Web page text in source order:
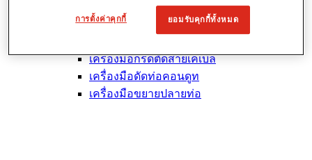
เครื่องมือสาธารณูปโภค & ช่างไฟฟ้า
View All เครื่องมือสาธารณูปโภค & ช่างไฟ
เครื่องมือกรีดตัดสายเคเบิล
เครื่องมือดัดท่อคอนดูท
เครื่องมือขยายปลายท่อ
การตั้งค่าคุกกี้ ยอมรับคุกกี้ทั้งหมด